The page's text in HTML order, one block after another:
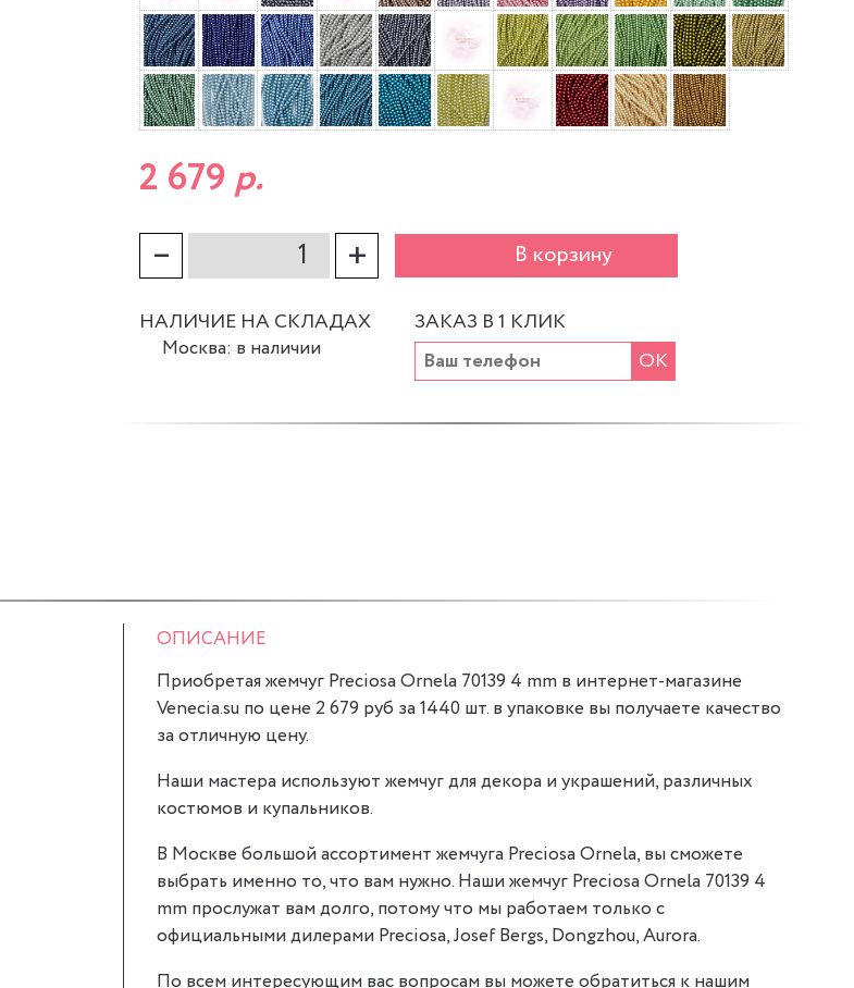
2 679 р.
– + В корзину
НАЛИЧИЕ НА СКЛАДАХ
Москва: в наличии
ЗАКАЗ В 1 КЛИК
ОК
ОПИСАНИЕ
Приобретая жемчуг Preciosa Ornela 70139 4 mm в интернет-магазине
Venecia.su по цене 2 679 руб за 1440 шт. в упаковке вы получаете качество
за отличную цену.
Наши мастера используют жемчуг для декора и украшений, различных
костюмов и купальников.
В Москве большой ассортимент жемчуга Preciosa Ornela, вы сможете
выбрать именно то, что вам нужно. Наши жемчуг Preciosa Ornela 70139 4
mm прослужат вам долго, потому что мы работаем только с
официальными дилерами Preciosa, Josef Bergs, Dongzhou, Aurora.
По всем интересующим вас вопросам вы можете обратиться к нашим